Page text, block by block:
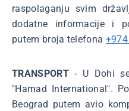
raspolaganju svim
dodatne informacije i
putem broja telefona
TRANSPORT- U Dohi se
"Hamad International".
Beograd putem avio